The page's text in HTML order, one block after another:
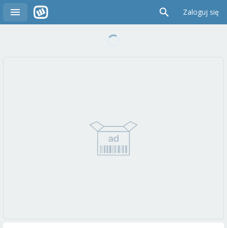
Zaloguj się